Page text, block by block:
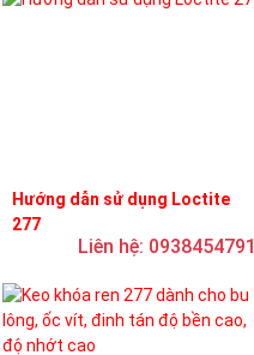
Hướng dẫn sử dụng Loctite
277
Liên hệ: 0938454791